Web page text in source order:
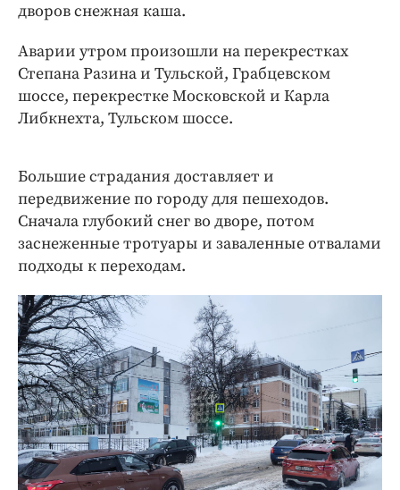
дворов снежная каша.
Аварии утром произошли на перекрестках
Степана Разина и Тульской, Грабцевском
шоссе, перекрестке Московской и Карла
Либкнехта, Тульском шоссе.
Большие страдания доставляет и
передвижение по городу для пешеходов.
Сначала глубокий снег во дворе, потом
заснеженные тротуары и заваленные отвалами
подходы к переходам.